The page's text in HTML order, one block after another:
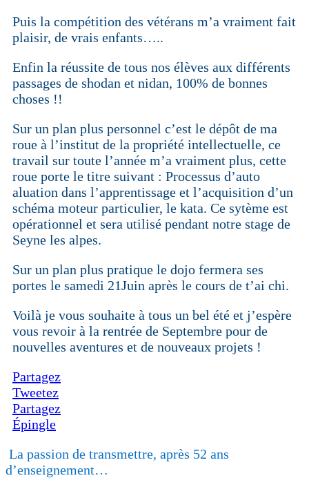
Puis la compétition des vétérans m’a vraiment fait
plaisir, de vrais enfants…..
Enfin la réussite de tous nos élèves aux différents
passages de shodan et nidan, 100% de bonnes
choses !!
Sur un plan plus personnel c’est le dépôt de ma
roue à l’institut de la propriété intellectuelle, ce
travail sur toute l’année m’a vraiment plus, cette
roue porte le titre suivant : Processus d’auto
aluation dans l’apprentissage et l’acquisition d’un
schéma moteur particulier, le kata. Ce sytème est
opérationnel et sera utilisé pendant notre stage de
Seyne les alpes.
Sur un plan plus pratique le dojo fermera ses
portes le samedi 21Juin après le cours de t’ai chi.
Voilà je vous souhaite à tous un bel été et j’espère
vous revoir à la rentrée de Septembre pour de
nouvelles aventures et de nouveaux projets !
Partagez
Tweetez
Partagez
Épingle
La passion de transmettre, après 52 ans
d’enseignement…